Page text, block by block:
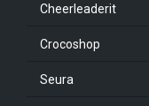
Cheerleaderit
Crocoshop
Seura